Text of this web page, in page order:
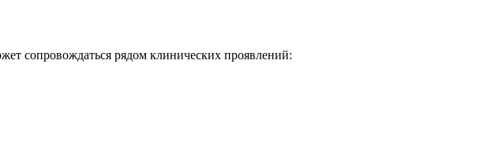
сопровождаться рядом клинических проявлений: